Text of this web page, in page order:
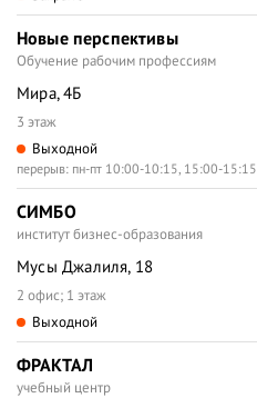
Новые перспективы
Обучение рабочим профессиям
Мира, 4Б
3 этаж
Выходной
перерыв: пн-пт 10:00-10:15, 15:00-15:15
СИМБО
институт бизнес-образования
Мусы Джалиля, 18
2 офис; 1 этаж
Выходной
ФРАКТАЛ
учебный центр